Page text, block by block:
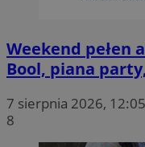
Weekend pełen
Bool, piana
7 sierpnia 2026, 12:05
8